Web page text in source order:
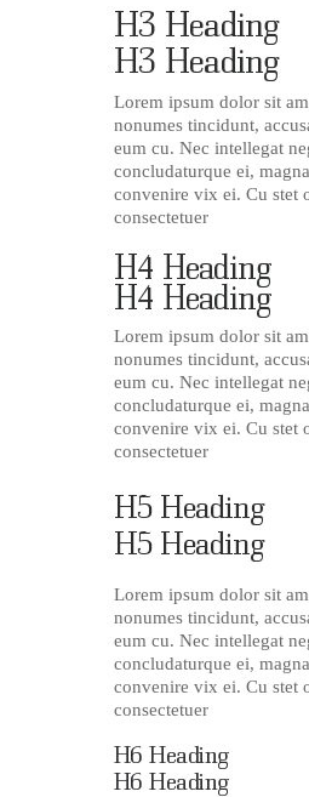
H3 Heading
H3 Heading
Lorem ipsum dolor sit
nonumes tincidunt,
eum cu. Nec intellegat
concludaturque ei,
convenire vix ei. Cu stet
consectetuer
H4 Heading
H4 Heading
Lorem ipsum dolor sit
nonumes tincidunt,
eum cu. Nec intellegat
concludaturque ei,
convenire vix ei. Cu stet
consectetuer
H5 Heading
H5 Heading
Lorem ipsum dolor sit
nonumes tincidunt,
eum cu. Nec intellegat
concludaturque ei,
convenire vix ei. Cu stet
consectetuer
H6 Heading
H6 Heading